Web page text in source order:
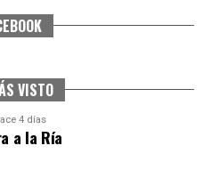
FIESTAS COLOMBINAS
VISTO
4 días
a la Ría